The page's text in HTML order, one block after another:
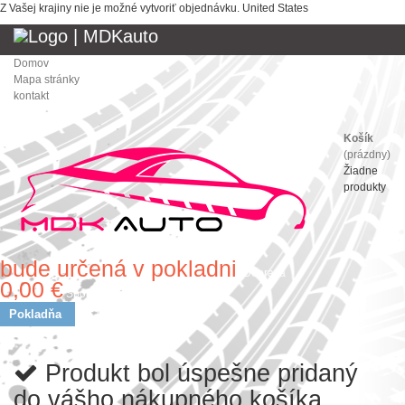
Z Vašej krajiny nie je možné vytvoriť objednávku. United States
Domov
Mapa stránky
kontakt
Košík
(prázdny)
Žiadne
produkty
bude určená v pokladni Doprava
0,00 € Spolu
Pokladňa
Produkt bol úspešne pridaný
do vášho nákupného košíka